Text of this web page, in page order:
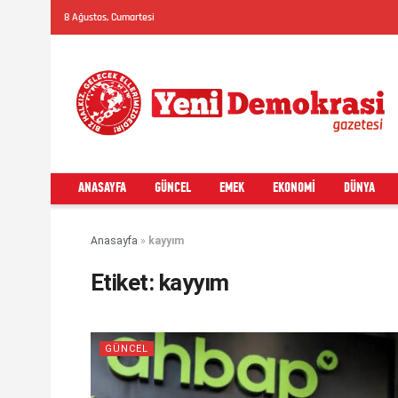
8 Ağustos, Cumartesi
ANASAYFA GÜNCEL EMEK EKONOMI DÜNYA
Anasayfa » kayyım
Etiket: kayyım
GÜNCEL